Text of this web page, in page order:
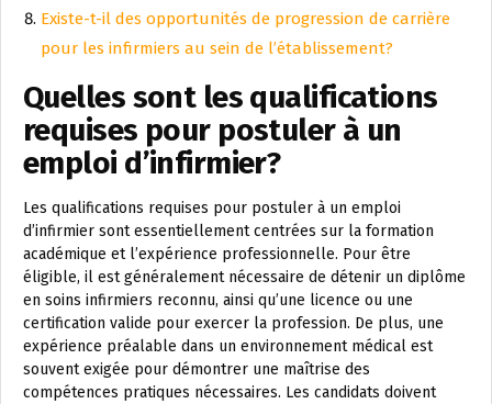
Existe-t-il des opportunités de progression de carrière
pour les infirmiers au sein de l’établissement?
Quelles sont les qualifications
requises pour postuler à un
emploi d’infirmier?
Les qualifications requises pour postuler à un emploi
d’infirmier sont essentiellement centrées sur la formation
académique et l’expérience professionnelle. Pour être
éligible, il est généralement nécessaire de détenir un diplôme
en soins infirmiers reconnu, ainsi qu’une licence ou une
certification valide pour exercer la profession. De plus, une
expérience préalable dans un environnement médical est
souvent exigée pour démontrer une maîtrise des
compétences pratiques nécessaires. Les candidats doivent